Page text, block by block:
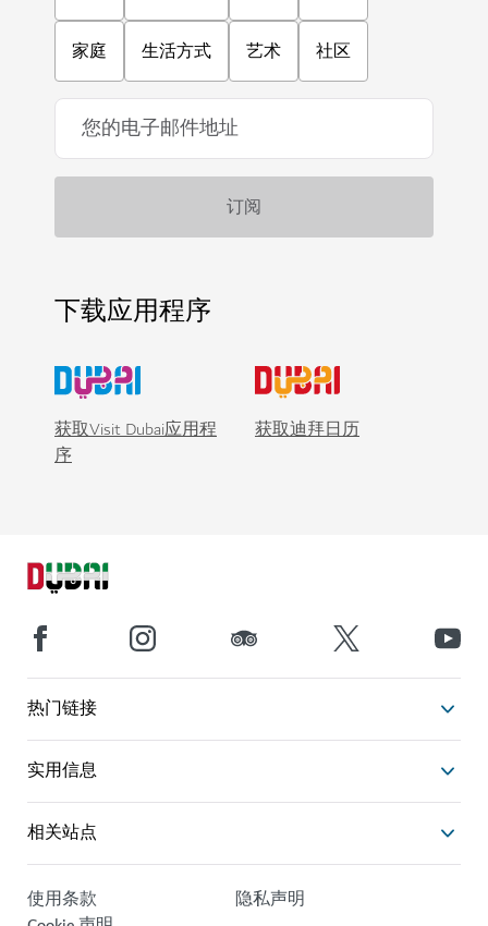
家庭 生活方式 艺术 社区
下载应用程序
获取Visit Dubai应用程
序
获取迪拜日历
热门链接
实用信息
相关站点
使用条款
隐私声明